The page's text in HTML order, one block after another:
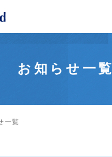
お知らせ一覧
一覧